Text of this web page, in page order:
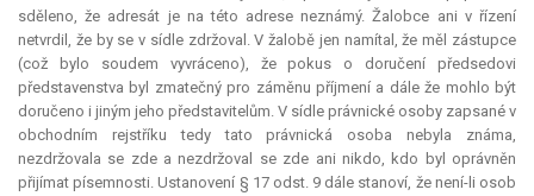
sděleno, že adresát je na této adrese neznámý. Žalobce ani v řízení
netvrdil, že by se v sídle zdržoval. V žalobě jen namítal, že měl zástupce
(což bylo soudem vyvráceno), že pokus o doručení předsedovi
představenstva byl zmatečný pro záměnu příjmení a dále že mohlo být
doručeno i jiným jeho představitelům. V sídle právnické osoby zapsané v
obchodním rejstříku tedy tato právnická osoba nebyla známa,
nezdržovala se zde a nezdržoval se zde ani nikdo, kdo byl oprávněn
přijímat písemnosti. Ustanovení § 17 odst. 9 dále stanoví, že není-li osob